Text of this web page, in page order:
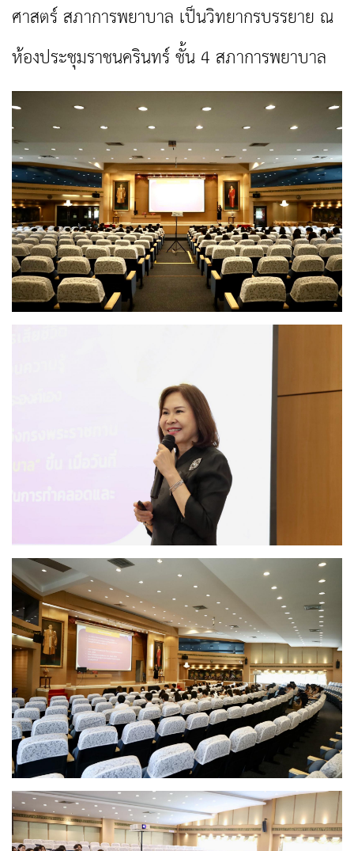
ศาสตร์ สภาการพยาบาล เป็นวิทยากรบรรยาย ณ
ห้องประชุมราชนครินทร์ ชั้น 4 สภาการพยาบาล